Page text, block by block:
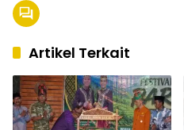
Artikel Terkait